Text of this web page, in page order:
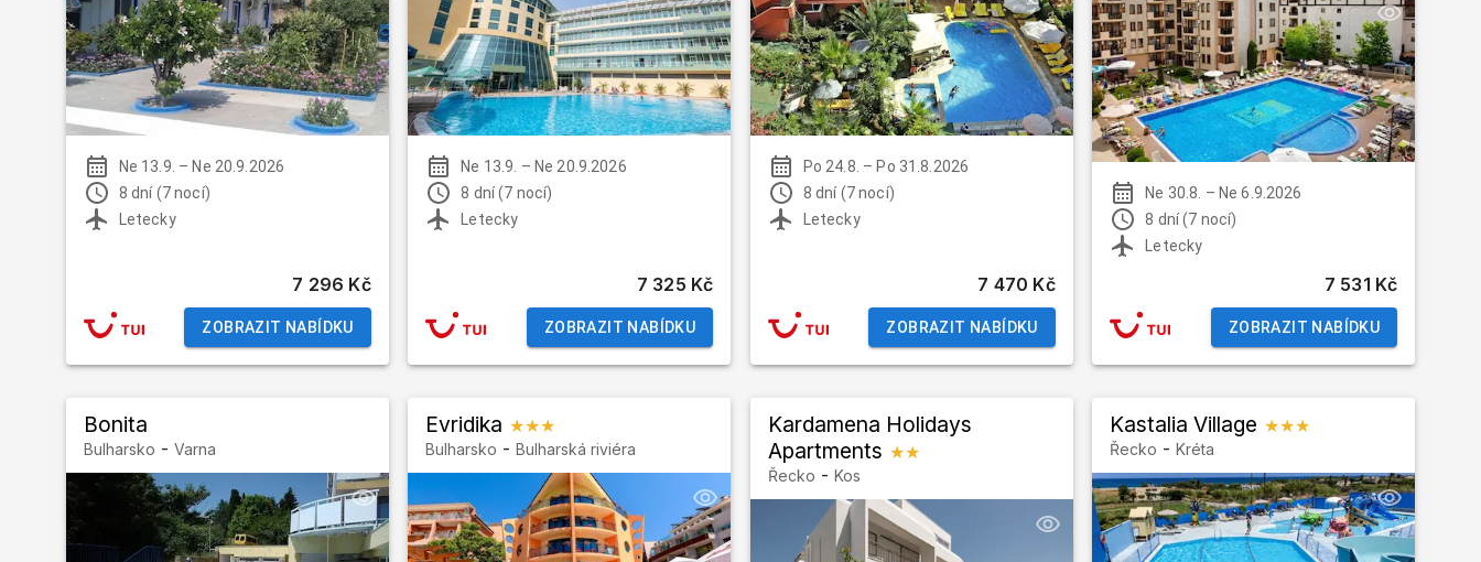
Ne 13.9. –Ne 20.9.2026
8 dní (7 nocí)
Letecky
7 296 Kč
ZOBRAZIT NABÍDKU
Ne 13.9. – Ne 20.9.2026
8 dní (7 nocí)
Letecky
7 325 Kč
ZOBRAZIT NABÍDKU
Po 24.8. –Po 31.8.2026
8 dní (7 nocí)
Letecky
7 470 Kč
ZOBRAZIT NABÍDKU
Ne 30.8. – Ne 6.9.2026
8 dní (7 nocí)
Letecky
7 531 Kč
ZOBRAZIT NABÍDKU
Bonita
Bulharsko - Varna
Evridika ★★★
Bulharsko -Bulharská riviéra
Kardamena Holidays
Apartments ★★
Řecko - Kos
Kastalia Village ★★★
Řecko -Kréta